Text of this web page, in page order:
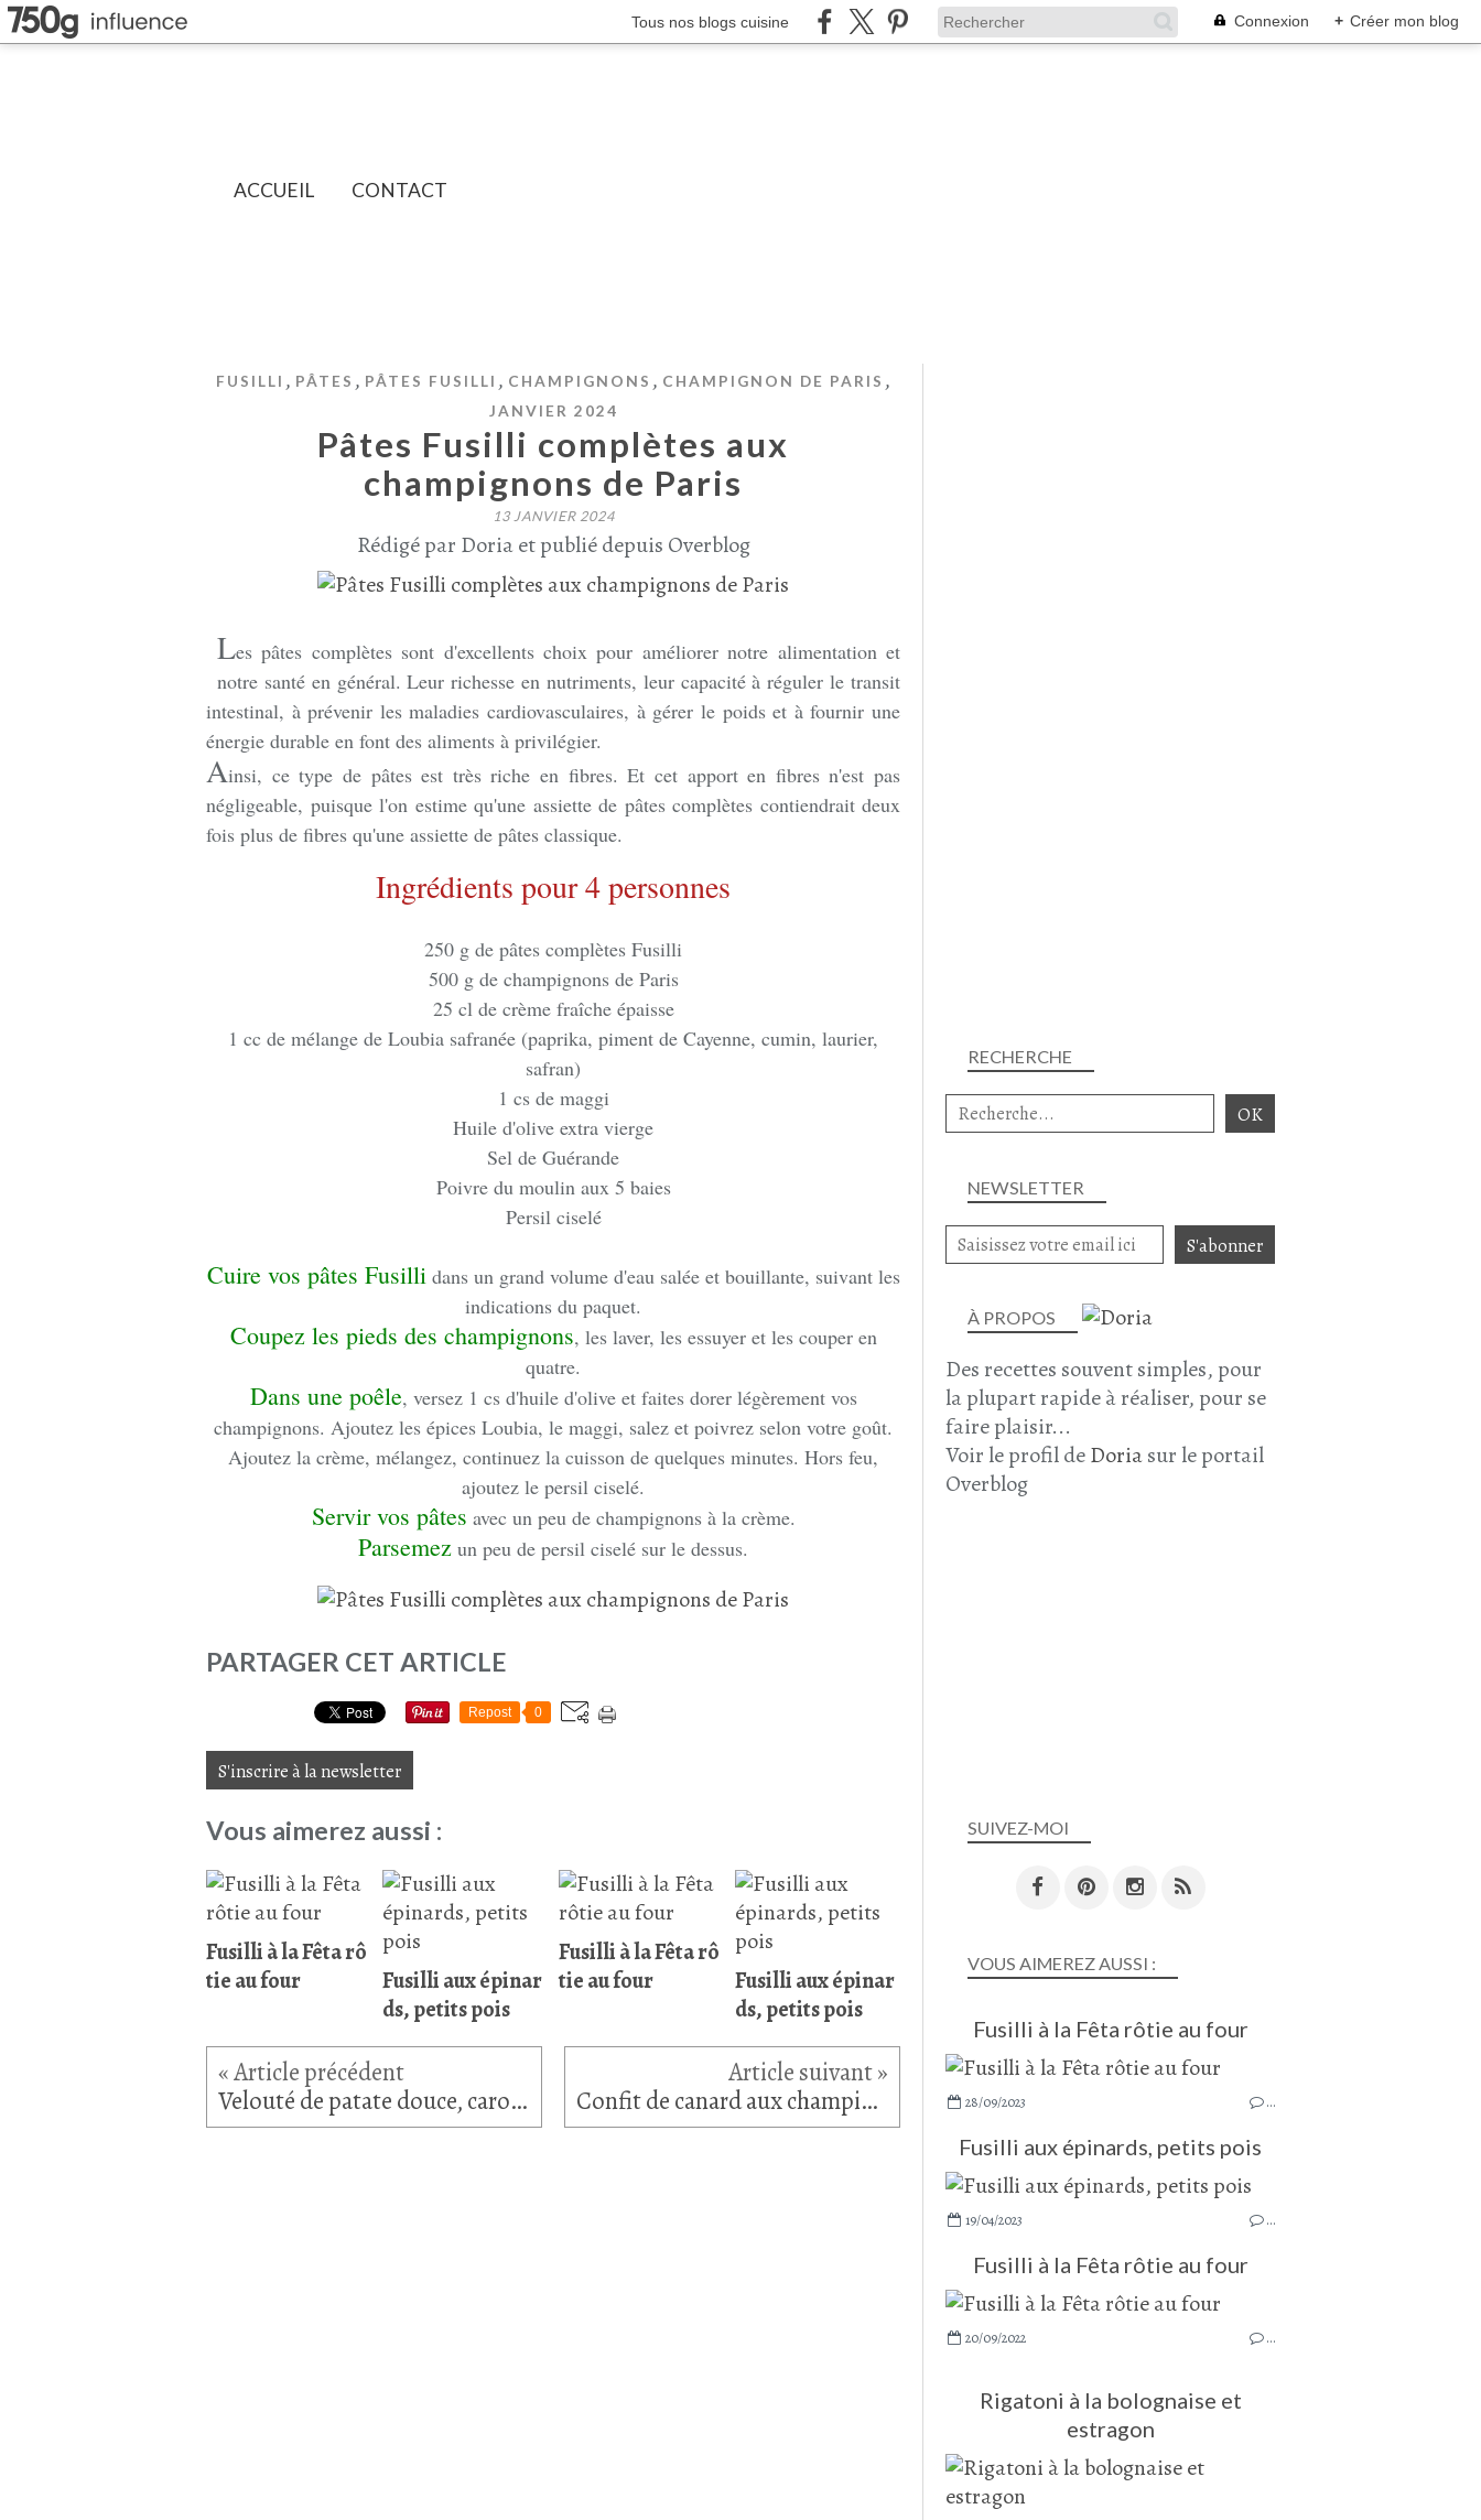
Tous nos blogs cuisine Connexion + Créer mon blog
ACCUEIL CONTACT
FUSILLI , PÂTES , PÂTES FUSILLI , CHAMPIGNONS , CHAMPIGNON DE PARIS ,
JANVIER 2024
Pâtes Fusilli complètes aux
champignons de Paris
13 JANVIER 2024
Rédigé par Doria et publié depuis Overblog
Les pâtes complètes sont d'excellents choix pour améliorer notre alimentation et
notre santé en général. Leur richesse en nutriments, leur capacité à réguler le transit
intestinal, à prévenir les maladies cardiovasculaires, à gérer le poids et à fournir une
énergie durable en font des aliments à privilégier.
Ainsi, ce type de pâtes est très riche en fibres. Et cet apport en fibres n'est pas
négligeable, puisque l'on estime qu'une assiette de pâtes complètes contiendrait deux
fois plus de fibres qu'une assiette de pâtes classique.
Ingrédients pour 4 personnes
250 g de pâtes complètes Fusilli
500 g de champignons de Paris
25 cl de crème fraîche épaisse
1 cc de mélange de Loubia safranée (paprika, piment de Cayenne, cumin, laurier,
safran)
1 cs de maggi
Huile d'olive extra vierge
Sel de Guérande
Poivre du moulin aux 5 baies
Persil ciselé
Cuire vos pâtes Fusillidans un grand volume d'eau salée et bouillante, suivant les
indications du paquet.
Coupez les pieds des champignons, les laver, les essuyer et les couper en
quatre.
Dans une poêle, versez 1 cs d'huile d'olive et faites dorer légèrement vos
champignons. Ajoutez les épices Loubia, le maggi, salez et poivrez selon votre goût.
Ajoutez la crème, mélangez, continuez la cuisson de quelques minutes. Hors feu,
ajoutez le persil ciselé.
Servir vos pâtes avec un peu de champignons à la crème.
Parsemez un peu de persil ciselé sur le dessus.
PARTAGER CET ARTICLE
Repost 0
S'inscrire à la newsletter
Vous aimerez aussi :
Fusilli à la Fêta rô
tie au four
Fusilli aux épinar
ds, petits pois
Fusilli à la Fêta rô
tie au four
Fusilli aux épinar
ds, petits pois
Velouté de patate douce, carotte et lait de coco aux épices Confit de canard aux champignons de Paris & pommes de terre fondantes
NEWSLETTER
SUIVEZ-MOI
RECHERCHE
À PROPOS
Des recettes souvent simples, pour
la plupart rapide à réaliser, pour se
faire plaisir...
Voir le profil deDoriasur le portail
Overblog
VOUS AIMEREZ AUSSI :
Fusilli à la Fêta rôtie au four
28/09/2023 …
Fusilli aux épinards, petits pois
19/04/2023 …
Fusilli à la Fêta rôtie au four
20/09/2022 …
Rigatoni à la bolognaise et
estragon